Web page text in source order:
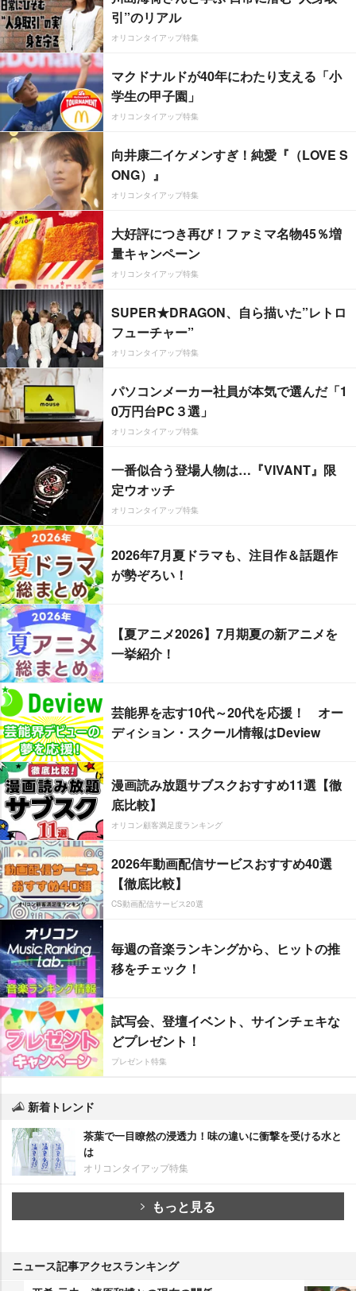
引”のリアル
オリコンタイアップ特集
マクドナルドが40年にわたり支える「小
学生の甲子園」
オリコンタイアップ特集
向井康二イケメンすぎ！純愛『（LOVE S
ONG）』
オリコンタイアップ特集
大好評につき再び！ファミマ名物45％増
量キャンペーン
オリコンタイアップ特集
SUPER★DRAGON、自ら描いた”レトロ
フューチャー”
オリコンタイアップ特集
パソコンメーカー社員が本気で選んだ「1
0万円台PC３選」
オリコンタイアップ特集
一番似合う登場人物は…『VIVANT』限
定ウオッチ
オリコンタイアップ特集
2026年7月夏ドラマも、注目作＆話題作
が勢ぞろい！
【夏アニメ2026】7月期夏の新アニメを
一挙紹介！
芸能界を志す10代～20代を応援！ オー
ディション・スクール情報はDeview
漫画読み放題サブスクおすすめ11選【徹
底比較】
オリコン顧客満足度ランキング
2026年動画配信サービスおすすめ40選
【徹底比較】
CS動画配信サービス20選
毎週の音楽ランキングから、ヒットの推
移をチェック！
試写会、登壇イベント、サインチェキな
どプレゼント！
プレゼント特集
新着トレンド
茶葉で一目瞭然の浸透力！味の違いに衝撃を受ける水と
は
オリコンタイアップ特集
もっと見る
ニュース記事アクセスランキング